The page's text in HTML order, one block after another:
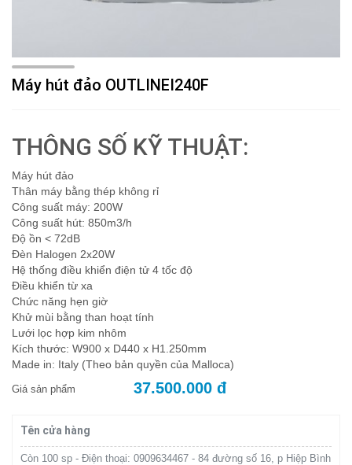
Máy hút đảo OUTLINEI240F
THÔNG SỐ KỸ THUẬT:
Máy hút đảo
Thân máy bằng thép không rỉ
Công suất máy: 200W
Công suất hút: 850m3/h
Độ ồn < 72dB
Đèn Halogen 2x20W
Hệ thống điều khiển điện tử 4 tốc độ
Điều khiển từ xa
Chức năng hẹn giờ
Khử mùi bằng than hoạt tính
Lưới lọc hợp kim nhôm
Kích thước: W900 x D440 x H1.250mm
Made in: Italy (Theo bản quyền của Malloca)
Giá sản phẩm 37.500.000 đ
Tên cửa hàng
Còn 100 sp - Điện thoại: 0909634467 - 84 đường số 16, p Hiệp Bình